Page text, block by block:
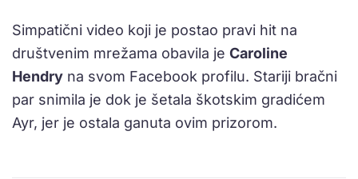
Simpatični video koji je postao pravi hit na
društvenim mrežama obavila je Caroline
Hendry na svom Facebook profilu. Stariji bračni
par snimila je dok je šetala škotskim gradićem
Ayr, jer je ostala ganuta ovim prizorom.